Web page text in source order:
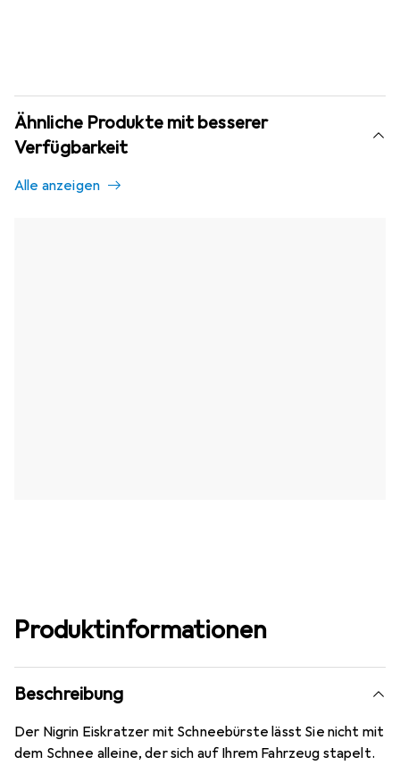
Ähnliche Produkte mit besserer
Verfügbarkeit
Alle anzeigen
Produktinformationen
Beschreibung
Der Nigrin Eiskratzer mit Schneebürste lässt Sie nicht mit
dem Schnee alleine, der sich auf Ihrem Fahrzeug stapelt.